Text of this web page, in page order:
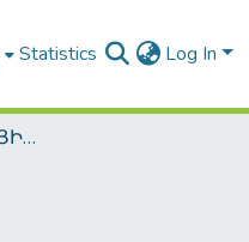
Statistics Log In
ՀԱՅԱՍՏԱՆԻ ԱԶԳԱՅԻՆ ԳՐԱԴԱՐԱՆԻ ԹՎԱՅԻՆ ՊԱՀՈՑ / DIGITAL REPOSITORY OF NLA